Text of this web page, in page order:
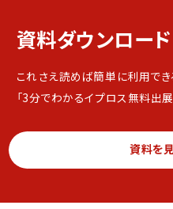
資料ダウンロード
これさえ読めば簡単に利用でき
「3分でわかるイプロス無料出展
資料を